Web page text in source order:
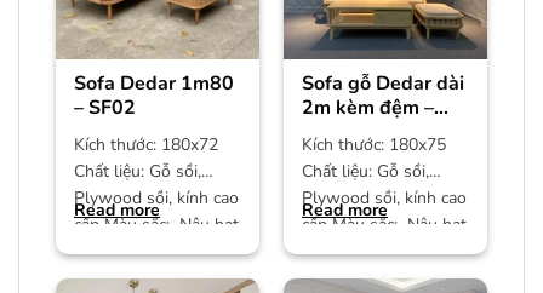
Sofa Dedar 1m80
– SF02
Kích thước: 180x72
Chất liệu: Gỗ sồi,
Plywood sồi, kính cao
cấp Màu sắc: Nâu hạt
dẻ Bảo hành: 12
Read more
Sofa gỗ Dedar dài
2m kèm đệm –
SF01
Kích thước: 180x75
Chất liệu: Gỗ sồi,
Plywood sồi, kính cao
cấp Màu sắc: Nâu hạt
dẻ Bảo hành: 12
Read more